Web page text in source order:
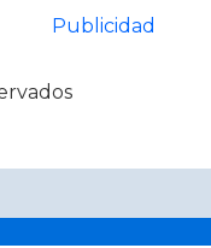
Publicidad